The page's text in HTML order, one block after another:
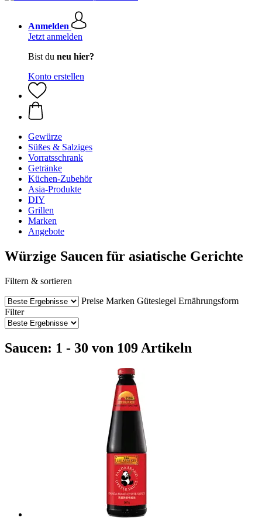
Anmelden
Jetzt anmelden
Bist du neu hier?
Konto erstellen
Gewürze
Süßes & Salziges
Vorratsschrank
Getränke
Küchen-Zubehör
Asia-Produkte
DIY
Grillen
Marken
Angebote
Würzige Saucen für asiatische Gerichte
Filtern & sortieren
Preise Marken Gütesiegel Ernährungsform
Filter
Saucen: 1 - 30 von 109 Artikeln